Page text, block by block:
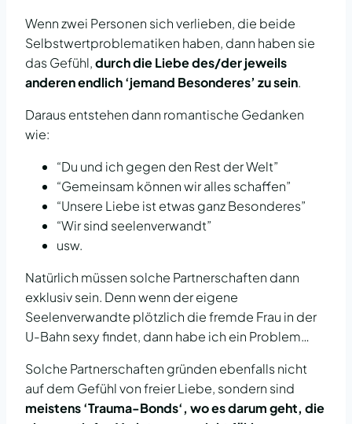
Wenn zwei Personen sich verlieben, die beide
Selbstwertproblematiken haben, dann haben sie
das Gefühl,durch die Liebe des/der jeweils
anderen endlich ‘jemand Besonderes’ zu sein.
Daraus entstehen dann romantische Gedanken
wie:
“Du und ich gegen den Rest der Welt”
“Gemeinsam können wir alles schaffen”
“Unsere Liebe ist etwas ganz Besonderes”
“Wir sind seelenverwandt”
usw.
Natürlich müssen solche Partnerschaften dann
exklusiv sein. Denn wenn der eigene
Seelenverwandte plötzlich die fremde Frau in der
U-Bahn sexy findet, dann habe ich ein Problem…
Solche Partnerschaften gründen ebenfalls nicht
auf dem Gefühl von freier Liebe, sondern sind
meistens ‘Trauma-Bonds‘, wo es darum geht, die